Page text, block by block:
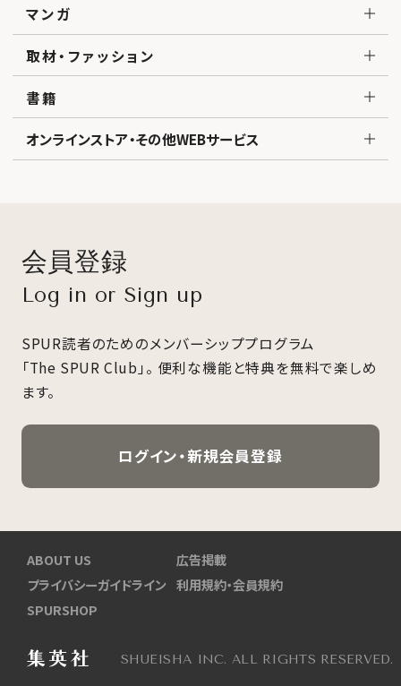
マンガ
取材・ファッション
書籍
オンラインストア・その他WEBサービス
会員登録
Log in or Sign up
SPUR読者のためのメンバーシッププログラム
「The SPUR Club」。 便利な機能と特典を無料で楽しめ
ます。
ログイン・新規会員登録
ABOUT US
広告掲載
プライバシーガイドライン 利用規約・会員規約
SPURSHOP
SHUEISHA INC. ALL RIGHTS RESERVED.